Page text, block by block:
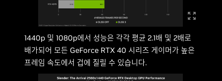
1440p 및 1080p에서 성능은 각각 평균 ​​2.1배 및 2배로
배가되어 모든 GeForce RTX 40 시리즈 게이머가 높은
프레임 속도에서 겁에 질릴 수 있습니다.